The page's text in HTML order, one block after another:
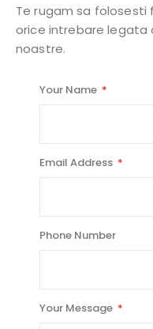
Te rugam sa folosesti
orice intrebare legata
noastre.
Your Name
Email Address
Phone Number
Your Message